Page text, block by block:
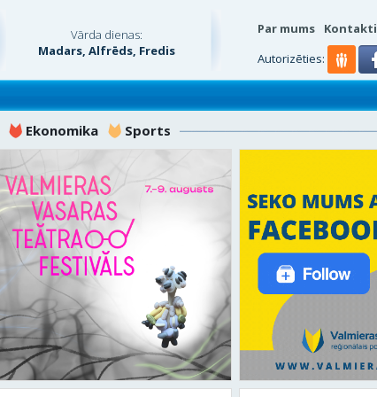
Vārda dienas:
Madars, Alfrēds, Fredis
Par mums Kontakti
Autorizēties:
Ekonomika Sports